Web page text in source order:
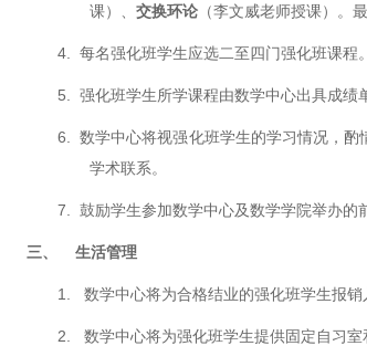
课）、 交换环论（李文威老师授课）。
4. 每名强化班学生应选二至四门强化班课程。
5. 强化班学生所学课程由数学中心出具成绩
6. 数学中心将视强化班学生的学习情况，酌
学术联系。
7. 鼓励学生参加数学中心及数学学院举办的
三、 生活管理
1. 数学中心将为合格结业的强化班学生报销
2. 数学中心将为强化班学生提供固定自习室